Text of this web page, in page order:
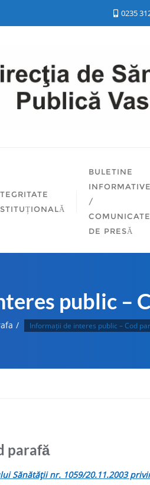
0235
BULETINE
INFORMATIVE
/
COMUNICATE
DE PRESĂ
public –
Informații de interes public – Cod
parafă
Sănătăţii nr. 1059/20.11.2003